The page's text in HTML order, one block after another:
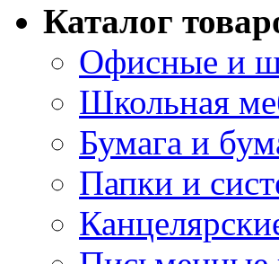
Каталог
Офисные и
Школьная
Бумага и
Папки и